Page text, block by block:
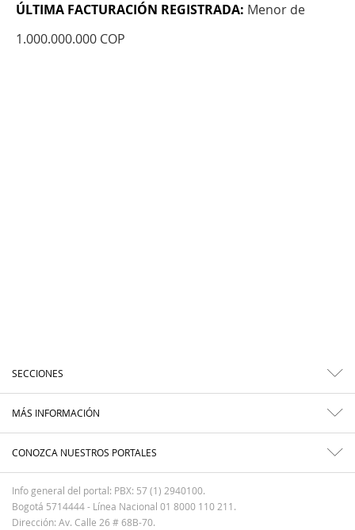
ÚLTIMA FACTURACIÓN REGISTRADA: Menor de
1.000.000.000 COP
SECCIONES
MÁS INFORMACIÓN
CONOZCA NUESTROS PORTALES
Info general del portal: PBX: 57 (1) 2940100.
Bogotá 5714444 - Línea Nacional 01 8000 110 211.
Dirección: Av. Calle 26 # 68B-70.